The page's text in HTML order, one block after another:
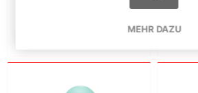
MEHR DAZU